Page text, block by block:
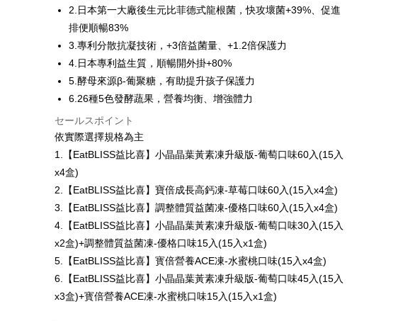
たはアプリの通知に従って、4大コンビニ、またはATM/オンラインバンキ
代金納付期限は最短で 14 日以内ですので、ご注意ください。AFTEE ア
プリをダウンロードして AFTEE 会員になるとお支払い期限を最長 45 日
以内まで延長できます。
お支払期限は、ショップが請求した期日と、AFTEEで延長できる日数を
期限を延長できますが、商品を期限内に受け取れない場合があります
（例：予約商品や商品到着日が比較的遅い商品）。そのため、商品到着
二、支払い限度額
1.初回 AFTEEを ご利用の際に、認証結果及び当社の審査の結果に基づ
き、限度額が設定されます。
2.決済金額は最低NT$20です。
3.現在、台湾の会員のみご利用いただけます。
三、利用規約「AFTEE代金後払い」（以下当サービスという）はネット
プロテクションズ（以下 AFTEE という）が提供し、AFTEEが代金を徴収
します。当サービスご利用の際に提供しなければならない個人情報（注
文者の氏名、電話番号、受取人の氏名、電話番号、受取人住所を含むが
これに限らない）は、AFTEEに渡され当サービスで必要な範囲内で利用
付款後全家取貨
配送毎にNT$100、NT$600以上で送料無料
萊爾富取貨付款
配送毎にNT$100、NT$600以上で送料無料
配送毎にNT$100、NT$600以上で送料無料
7-11付款取貨
配送毎にNT$100、NT$600以上で送料無料
配送毎にNT$100、NT$600以上で送料無料
宅配
配送毎にNT$100、NT$600以上で送料無料
離島配送
2.日本第一大廠後生元比菲德式龍根菌，快攻壞菌+39%、促進
排便順暢83%
3.專利分散抗凝技術，+3倍益菌量、+1.2倍保護力
4.日本專利益生質，順暢開外掛+80%
5.酵母來源β-葡聚糖，有助提升孩子保護力
6.26種5色發酵蔬果，營養均衡、增強體力
セールスポイント
依實際選擇規格為主
1.【EatBLISS益比喜】小晶晶葉黃素凍升級版-葡萄口味60入(15入
x4盒)
2.【EatBLISS益比喜】寶倍成長高鈣凍-草莓口味60入(15入x4盒)
3.【EatBLISS益比喜】調整體質益菌凍-優格口味60入(15入x4盒)
4.【EatBLISS益比喜】小晶晶葉黃素凍升級版-葡萄口味30入(15入
x2盒)+調整體質益菌凍-優格口味15入(15入x1盒)
5.【EatBLISS益比喜】寳倍營養ACE凍-水蜜桃口味(15入x4盒)
6.【EatBLISS益比喜】小晶晶葉黃素凍升級版-葡萄口味45入(15入
x3盒)+寳倍營養ACE凍-水蜜桃口味15入(15入x1盒)